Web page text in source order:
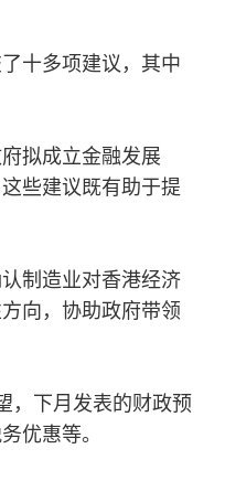
十多项建议，其中
拟成立金融发展
些建议既有助于提
制造业对香港经济
向，协助政府带领
，下月发表的财政预
优惠等。